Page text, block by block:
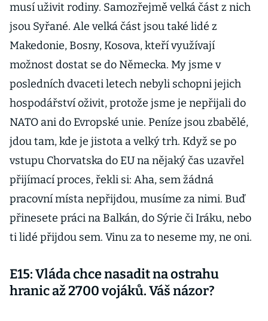
musí uživit rodiny. Samozřejmě velká část z nich
jsou Syřané. Ale velká část jsou také lidé z
Makedonie, Bosny, Kosova, kteří využívají
možnost dostat se do Německa. My jsme v
posledních dvaceti letech nebyli schopni jejich
hospodářství oživit, protože jsme je nepřijali do
NATO ani do Evropské unie. Peníze jsou zbabělé,
jdou tam, kde je jistota a velký trh. Když se po
vstupu Chorvatska do EU na nějaký čas uzavřel
přijímací proces, řekli si: Aha, sem žádná
pracovní místa nepřijdou, musíme za nimi. Buď
přinesete práci na Balkán, do Sýrie či Iráku, nebo
ti lidé přijdou sem. Vinu za to neseme my, ne oni.
E15: Vláda chce nasadit na ostrahu
hranic až 2700 vojáků. Váš názor?